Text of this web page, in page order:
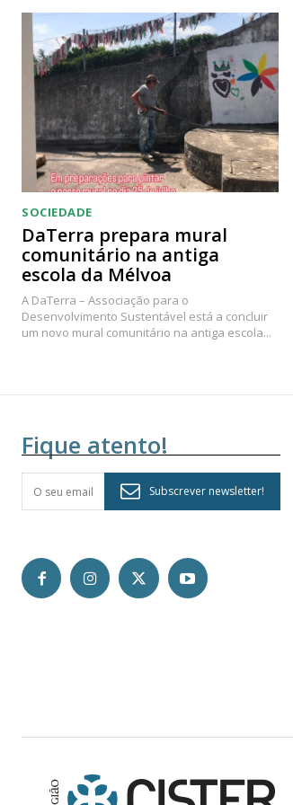
SOCIEDADE
DaTerra prepara mural
comunitário na antiga
escola da Mélvoa
A DaTerra – Associação para o
Desenvolvimento Sustentável está a concluir
um novo mural comunitário na antiga escola...
Fique atento!
Subscrever newsletter!